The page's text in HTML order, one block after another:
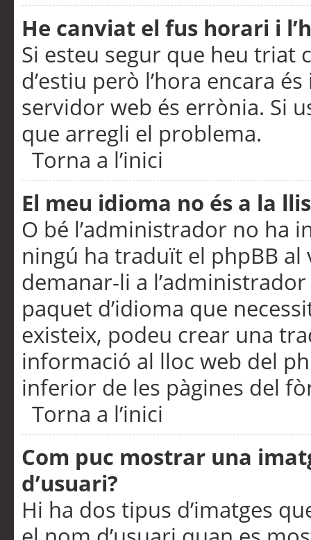
He canviat el fus horari i
Si esteu segur que heu triat
d’estiu però l’hora encara
servidor web és errònia. Si
que arregli el problema.
Torna a l’inici
El meu idioma no és a la
O bé l’administrador no ha
ningú ha traduït el phpBB
demanar-li a
paquet d’idioma que
existeix, podeu crear una
informació al lloc web del
inferior de les pàgines del
Torna a l’inici
Com puc mostrar una
d’usuari?
Hi ha dos tipus d’imatges